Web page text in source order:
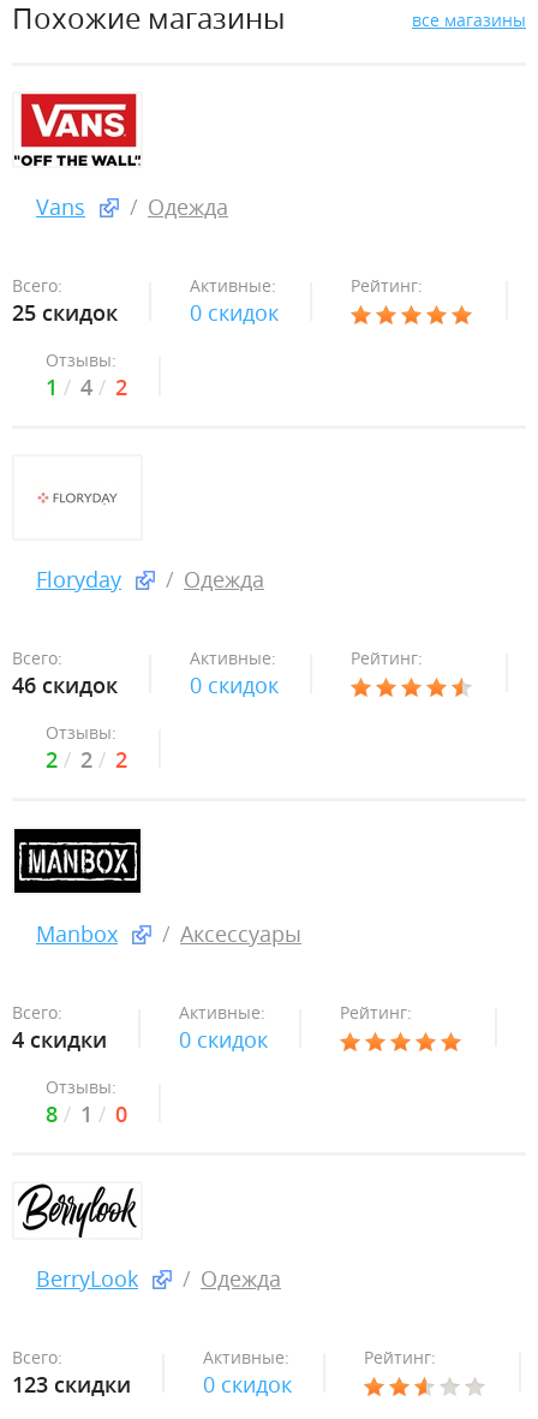
Похожие магазины все магазины
Vans Одежда
Всего:
25 скидок
Активные:
0 скидок
Рейтинг:
Отзывы:
1 4 2
Floryday Одежда
Всего:
46 скидок
Активные:
0 скидок
Рейтинг:
Отзывы:
2 2 2
Manbox Аксессуары
Всего:
4 скидки
Активные:
0 скидок
Рейтинг:
Отзывы:
8 1 0
BerryLook Одежда
Всего:
123 скидки
Активные:
0 скидок
Рейтинг: